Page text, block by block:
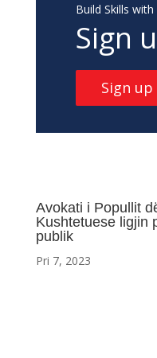
Build Skills with
Sign
Sign up
Avokati i Popullit
Kushtetuese ligjin
publik
Pri 7, 2023